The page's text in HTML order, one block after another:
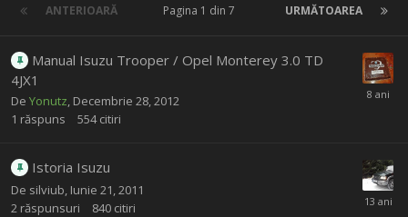
ANTERIOARĂ URMĂTOAREA
Pagina 1 din 7
Manual Isuzu Trooper / Opel Monterey 3.0 TD
4JX1
De Yonutz Decembrie 28, 2012
1 răspuns 554 citiri
Istoria Isuzu
De silviub Iunie 21, 2011
2 răspunsuri 840 citiri